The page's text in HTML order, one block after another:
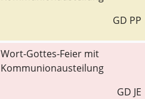
GD PP
Wort-Gottes-Feier mit
Kommunionausteilung
GD JE